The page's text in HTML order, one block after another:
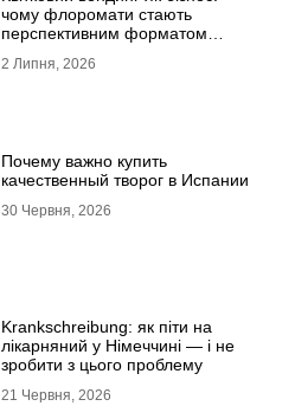
чому флоромати стають
перспективним форматом
2 Липня, 2026
Почему важно купить
качественный творог в Испании
30 Червня, 2026
Krankschreibung: як піти на
лікарняний у Німеччині — і не
зробити з цього проблему
21 Червня, 2026